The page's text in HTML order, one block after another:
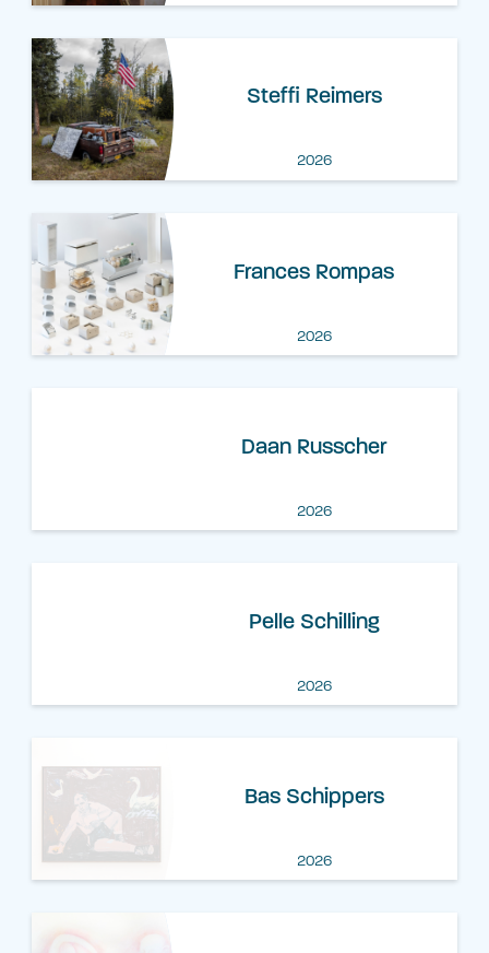
Steffi Reimers
2026
Frances Rompas
2026
Daan Russcher
2026
Pelle Schilling
2026
Bas Schippers
2026